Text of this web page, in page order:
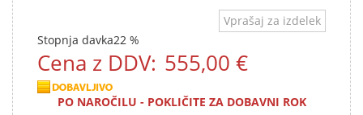
Vprašaj za izdelek
Stopnja davka22 %
Cena z DDV: 555,00 €
PO NAROČILU - POKLIČITE ZA DOBAVNI ROK